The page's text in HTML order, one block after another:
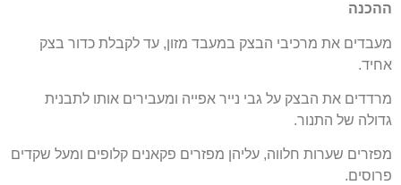
ההכנה
מעבדים את מרכיבי הבצק במעבד מזון, עד לקבלת כדור בצק
אחיד.
מרדדים את הבצק על גבי נייר אפייה ומעבירים אותו לתבנית
גדולה של התנור.
מפזרים שערות חלווה, עליהן מפזרים פקאנים קלופים ומעל שקדים
פרוסים.